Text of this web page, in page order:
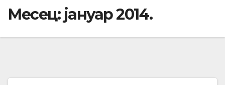
Месец: јануар 2014.